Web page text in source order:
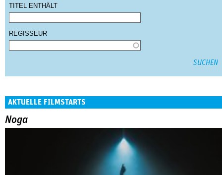
TITEL ENTHÄLT
REGISSEUR
AKTUELLE FILMSTARTS
Noga